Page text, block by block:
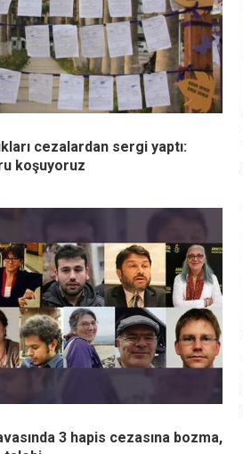
cezalardan sergi yaptı:
koşuyoruz
3 hapis cezasına bozma,